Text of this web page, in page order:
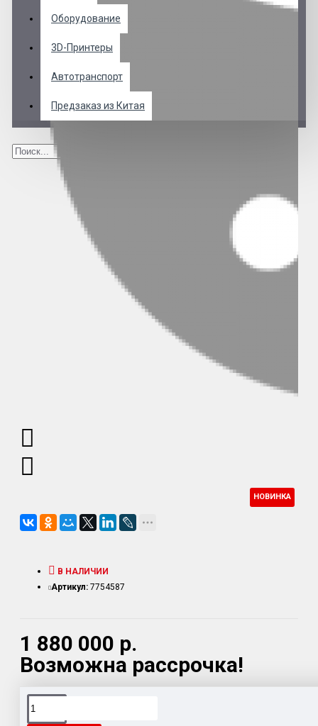
Оборудование
3D-Принтеры
Автотранспорт
Предзаказ из Китая
НОВИНКА
1 880 000 р.
Возможна рассрочка!
В НАЛИЧИИ
Артикул: 7754587
Доставка товара по всему Таможенному союзу.